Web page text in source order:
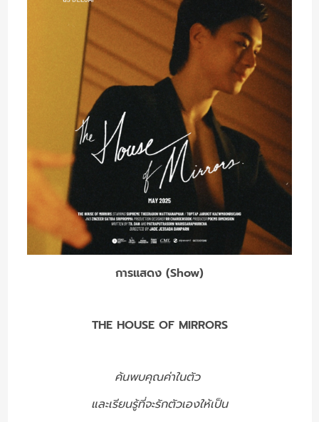
การแสดง (Show)
THE HOUSE OF MIRRORS
ค้นพบคุณค่าในตัว
และเรียนรู้ที่จะรักตัวเองให้เป็น